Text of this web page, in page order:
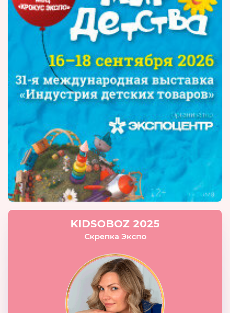
KIDSOBOZ 2025
Скрепка Экспо